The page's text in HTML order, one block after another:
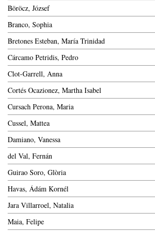
Böröcz, József
Branco, Sophia
Bretones Esteban, María Trinidad
Cárcamo Petridis, Pedro
Clot-Garrell, Anna
Cortés Ocazionez, Martha Isabel
Cursach Perona, Maria
Cussel, Mattea
Damiano, Vanessa
del Val, Fernán
Guirao Soro, Glòria
Havas, Ádám Kornél
Jara Villarroel, Natalia
Maia, Felipe